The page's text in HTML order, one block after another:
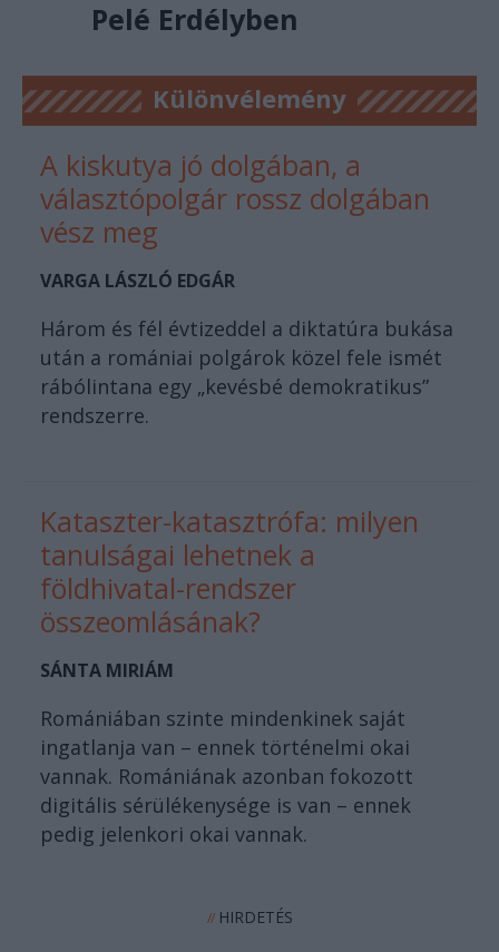
Pelé Erdélyben
Különvélemény
A kiskutya jó dolgában, a
választópolgár rossz dolgában
vész meg
VARGA LÁSZLÓ EDGÁR
Három és fél évtizeddel a diktatúra bukása
után a romániai polgárok közel fele ismét
rábólintana egy „kevésbé demokratikus”
rendszerre.
Kataszter-katasztrófa: milyen
tanulságai lehetnek a
földhivatal-rendszer
összeomlásának?
SÁNTA MIRIÁM
Romániában szinte mindenkinek saját
ingatlanja van – ennek történelmi okai
vannak. Romániának azonban fokozott
digitális sérülékenysége is van – ennek
pedig jelenkori okai vannak.
//HIRDETÉS